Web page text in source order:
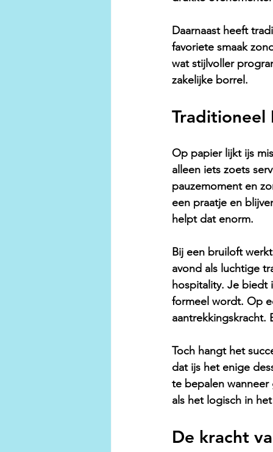
Daarnaast heeft
favoriete smaak
wat stijlvoller
zakelijke borrel.
Traditioneel
Op papier lijkt ijs
alleen iets zoets
pauzemoment en
een praatje en
helpt dat enorm.
Bij een bruiloft
avond als luchtige
hospitality. Je biedt
formeel wordt. Op
aantrekkingskracht.
Toch hangt het
dat ijs het enige
te bepalen
als het logisch in
De kracht